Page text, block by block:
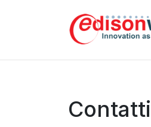
Contatti